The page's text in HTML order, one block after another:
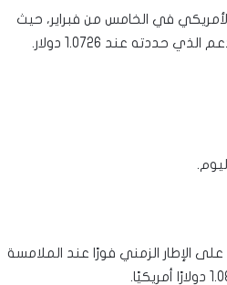
في الخامس من فبراير، حيث
عند 1.0726 دولار.
الإطار الزمني فورًا عند الملامسة